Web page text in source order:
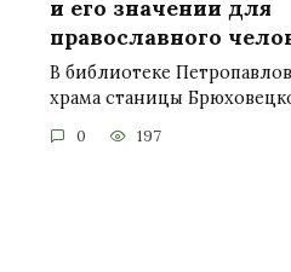
и его значении для
православного
В библиотеке
храма станицы
0 197